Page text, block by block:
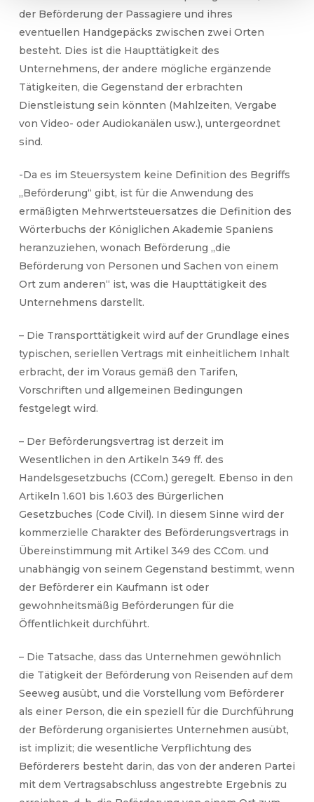
der Beförderung der Passagiere und ihres
eventuellen Handgepäcks zwischen zwei Orten
besteht. Dies ist die Haupttätigkeit des
Unternehmens, der andere mögliche ergänzende
Tätigkeiten, die Gegenstand der erbrachten
Dienstleistung sein könnten (Mahlzeiten, Vergabe
von Video- oder Audiokanälen usw.), untergeordnet
sind.
-Da es im Steuersystem keine Definition des Begriffs
„Beförderung“ gibt, ist für die Anwendung des
ermäßigten Mehrwertsteuersatzes die Definition des
Wörterbuchs der Königlichen Akademie Spaniens
heranzuziehen, wonach Beförderung „die
Beförderung von Personen und Sachen von einem
Ort zum anderen“ ist, was die Haupttätigkeit des
Unternehmens darstellt.
– Die Transporttätigkeit wird auf der Grundlage eines
typischen, seriellen Vertrags mit einheitlichem Inhalt
erbracht, der im Voraus gemäß den Tarifen,
Vorschriften und allgemeinen Bedingungen
festgelegt wird.
– Der Beförderungsvertrag ist derzeit im
Wesentlichen in den Artikeln 349 ff. des
Handelsgesetzbuchs (CCom.) geregelt. Ebenso in den
Artikeln 1.601 bis 1.603 des Bürgerlichen
Gesetzbuches (Code Civil). In diesem Sinne wird der
kommerzielle Charakter des Beförderungsvertrags in
Übereinstimmung mit Artikel 349 des CCom. und
unabhängig von seinem Gegenstand bestimmt, wenn
der Beförderer ein Kaufmann ist oder
gewohnheitsmäßig Beförderungen für die
Öffentlichkeit durchführt.
– Die Tatsache, dass das Unternehmen gewöhnlich
die Tätigkeit der Beförderung von Reisenden auf dem
Seeweg ausübt, und die Vorstellung vom Beförderer
als einer Person, die ein speziell für die Durchführung
der Beförderung organisiertes Unternehmen ausübt,
ist implizit; die wesentliche Verpflichtung des
Beförderers besteht darin, das von der anderen Partei
mit dem Vertragsabschluss angestrebte Ergebnis zu